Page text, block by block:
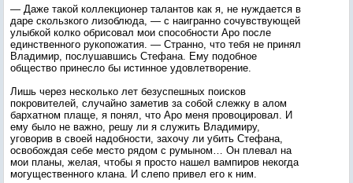
— Даже такой коллекционер талантов как я, не нуждается в
даре скользкого лизоблюда, — с наигранно сочувствующей
улыбкой колко обрисовал мои способности Аро после
единственного рукопожатия. — Странно, что тебя не принял
Владимир, послушавшись Стефана. Ему подобное
общество принесло бы истинное удовлетворение.
Лишь через несколько лет безуспешных поисков
покровителей, случайно заметив за собой слежку в алом
бархатном плаще, я понял, что Аро меня провоцировал. И
ему было не важно, решу ли я служить Владимиру,
уговорив в своей надобности, захочу ли убить Стефана,
освобождая себе место рядом с румыном… Он плевал на
мои планы, желая, чтобы я просто нашел вампиров некогда
могущественного клана. И слепо привел его к ним.